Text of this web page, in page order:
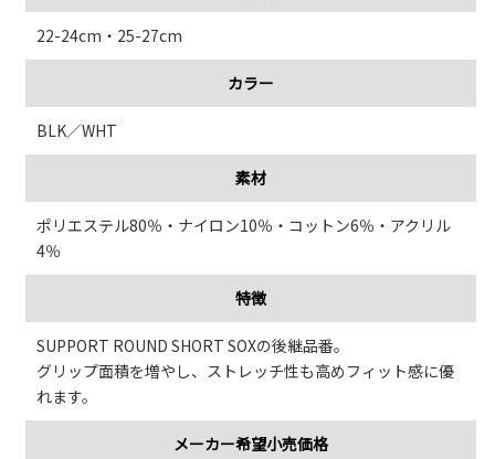
22-24cm・25-27cm
カラー
BLK／WHT
素材
ポリエステル80％・ナイロン10％・コットン6％・アクリル
4％
特徴
SUPPORT ROUND SHORT SOXの後継品番。
グリップ面積を増やし、ストレッチ性も高めフィット感に優
れます。
メーカー希望小売価格